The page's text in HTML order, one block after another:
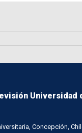
Universidad
Concepción,